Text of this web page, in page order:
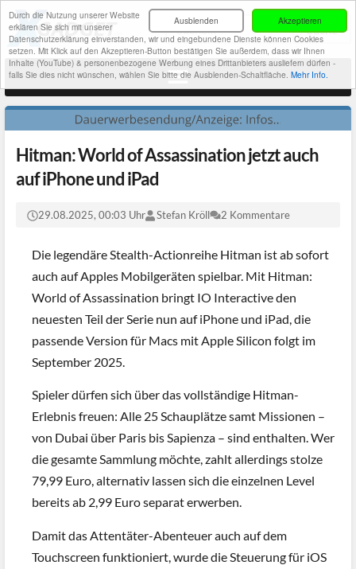
Akzeptieren
Ausblenden
Durch die Nutzung unserer Website
erklären Sie sich mit unserer
Datenschutzerklärung einverstanden, wir und eingebundene Dienste können Cookies
setzen. Mit Klick auf den Akzeptieren-Button bestätigen Sie außerdem, dass wir Ihnen
Inhalte (YouTube) & personenbezogene Werbung eines Drittanbieters ausliefern dürfen -
falls Sie dies nicht wünschen, wählen Sie bitte die Ausblenden-Schaltfläche. Mehr Info.
Hitman: World of Assassination jetzt auch
auf iPhone und iPad
29.08.2025, 00:03 Uhr Stefan Kröll 2 Kommentare
Die legendäre Stealth-Actionreihe Hitman ist ab sofort
auch auf Apples Mobilgeräten spielbar. Mit Hitman:
World of Assassination bringt IO Interactive den
neuesten Teil der Serie nun auf iPhone und iPad, die
passende Version für Macs mit Apple Silicon folgt im
September 2025.
Spieler dürfen sich über das vollständige Hitman-
Erlebnis freuen: Alle 25 Schauplätze samt Missionen –
von Dubai über Paris bis Sapienza – sind enthalten. Wer
die gesamte Sammlung möchte, zahlt allerdings stolze
79,99 Euro, alternativ lassen sich die einzelnen Level
bereits ab 2,99 Euro separat erwerben.
Damit das Attentäter-Abenteuer auch auf dem
Touchscreen funktioniert, wurde die Steuerung für iOS